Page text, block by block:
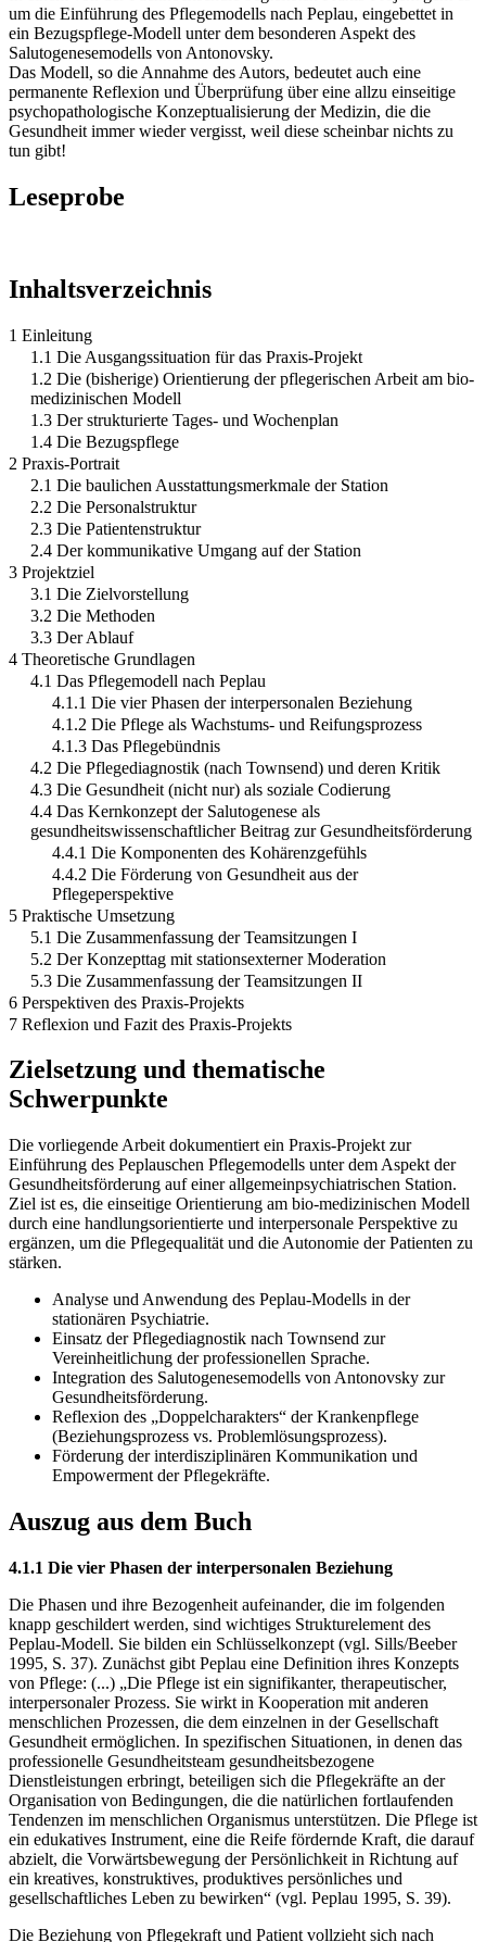
um die Einführung des Pflegemodells nach Peplau, eingebettet in
ein Bezugspflege-Modell unter dem besonderen Aspekt des
Salutogenesemodells von Antonovsky.
Das Modell, so die Annahme des Autors, bedeutet auch eine
permanente Reflexion und Überprüfung über eine allzu einseitige
psychopathologische Konzeptualisierung der Medizin, die die
Gesundheit immer wieder vergisst, weil diese scheinbar nichts zu
tun gibt!
Leseprobe
Inhaltsverzeichnis
1 Einleitung
1.1 Die Ausgangssituation für das Praxis-Projekt
1.2 Die (bisherige) Orientierung der pflegerischen Arbeit am bio-
medizinischen Modell
1.3 Der strukturierte Tages- und Wochenplan
1.4 Die Bezugspflege
2 Praxis-Portrait
2.1 Die baulichen Ausstattungsmerkmale der Station
2.2 Die Personalstruktur
2.3 Die Patientenstruktur
2.4 Der kommunikative Umgang auf der Station
3 Projektziel
3.1 Die Zielvorstellung
3.2 Die Methoden
3.3 Der Ablauf
4 Theoretische Grundlagen
4.1 Das Pflegemodell nach Peplau
4.1.1 Die vier Phasen der interpersonalen Beziehung
4.1.2 Die Pflege als Wachstums- und Reifungsprozess
4.1.3 Das Pflegebündnis
4.2 Die Pflegediagnostik (nach Townsend) und deren Kritik
4.3 Die Gesundheit (nicht nur) als soziale Codierung
4.4 Das Kernkonzept der Salutogenese als
gesundheitswissenschaftlicher Beitrag zur Gesundheitsförderung
4.4.1 Die Komponenten des Kohärenzgefühls
4.4.2 Die Förderung von Gesundheit aus der
Pflegeperspektive
5 Praktische Umsetzung
5.1 Die Zusammenfassung der Teamsitzungen I
5.2 Der Konzepttag mit stationsexterner Moderation
5.3 Die Zusammenfassung der Teamsitzungen II
6 Perspektiven des Praxis-Projekts
7 Reflexion und Fazit des Praxis-Projekts
Zielsetzung und thematische
Schwerpunkte
Die vorliegende Arbeit dokumentiert ein Praxis-Projekt zur
Einführung des Peplauschen Pflegemodells unter dem Aspekt der
Gesundheitsförderung auf einer allgemeinpsychiatrischen Station.
Ziel ist es, die einseitige Orientierung am bio-medizinischen Modell
durch eine handlungsorientierte und interpersonale Perspektive zu
ergänzen, um die Pflegequalität und die Autonomie der Patienten zu
stärken.
Analyse und Anwendung des Peplau-Modells in der
stationären Psychiatrie.
Einsatz der Pflegediagnostik nach Townsend zur
Vereinheitlichung der professionellen Sprache.
Integration des Salutogenesemodells von Antonovsky zur
Gesundheitsförderung.
Reflexion des „Doppelcharakters“ der Krankenpflege
(Beziehungsprozess vs. Problemlösungsprozess).
Förderung der interdisziplinären Kommunikation und
Empowerment der Pflegekräfte.
Auszug aus dem Buch
4.1.1 Die vier Phasen der interpersonalen Beziehung
Die Phasen und ihre Bezogenheit aufeinander, die im folgenden
knapp geschildert werden, sind wichtiges Strukturelement des
Peplau-Modell. Sie bilden ein Schlüsselkonzept (vgl. Sills/Beeber
1995, S. 37). Zunächst gibt Peplau eine Definition ihres Konzepts
von Pflege: (...) „Die Pflege ist ein signifikanter, therapeutischer,
interpersonaler Prozess. Sie wirkt in Kooperation mit anderen
menschlichen Prozessen, die dem einzelnen in der Gesellschaft
Gesundheit ermöglichen. In spezifischen Situationen, in denen das
professionelle Gesundheitsteam gesundheitsbezogene
Dienstleistungen erbringt, beteiligen sich die Pflegekräfte an der
Organisation von Bedingungen, die die natürlichen fortlaufenden
Tendenzen im menschlichen Organismus unterstützen. Die Pflege ist
ein edukatives Instrument, eine die Reife fördernde Kraft, die darauf
abzielt, die Vorwärtsbewegung der Persönlichkeit in Richtung auf
ein kreatives, konstruktives, produktives persönliches und
gesellschaftliches Leben zu bewirken“ (vgl. Peplau 1995, S. 39).
Die Beziehung von Pflegekraft und Patient vollzieht sich nach